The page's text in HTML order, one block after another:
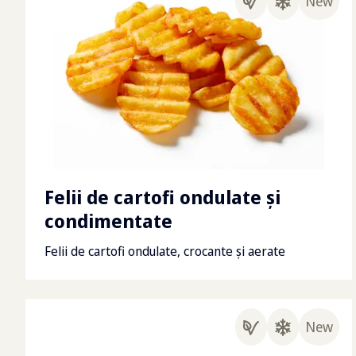
Felii de cartofi ondulate și
condimentate
Felii de cartofi ondulate, crocante și aerate
New